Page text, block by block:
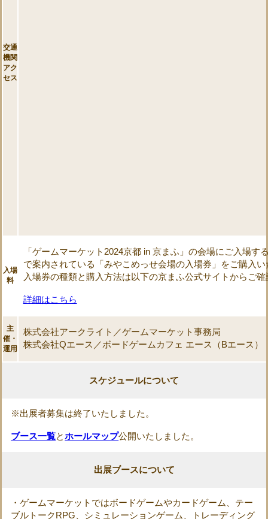
交通
機関
アク
セス
入場
料
「ゲームマーケット2024京都 in 京まふ」の会場にご入場す
で案内されている「みやこめっせ会場の入場券」をご購入
入場券の種類と購入方法は以下の京まふ公式サイトからご
詳細はこちら
主
催・
運用
株式会社アークライト／ゲームマーケット事務局
株式会社Qエース／ボードゲームカフェ エース（Bエース）
スケジュールについて
※出展者募集は終了いたしました。
ブース一覧とホールマップ公開いたしました。
出展ブースについて
・ゲームマーケットではボードゲームやカードゲーム、テー
ブルトークRPG、シミュレーションゲーム、トレーディング